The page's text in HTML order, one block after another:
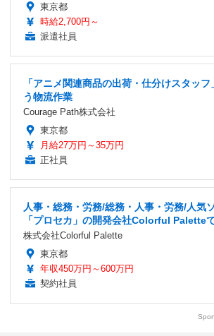
東京都
時給2,700円～
派遣社員
「アニメ関連商品の出荷・仕分けスタッ
う物流作業
Courage Path株式会社
東京都
月給27万円～35万円
正社員
人事・総務・労務/総務・人事・労務/人気
「プロセカ」の開発会社Colorful Palette
株式会社Colorful Palette
東京都
年収450万円～600万円
契約社員